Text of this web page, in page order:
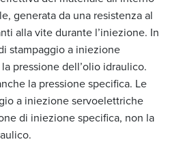
generata da una resistenza al
alla vite durante l’iniezione. In
stampaggio a iniezione
pressione dell’olio idraulico.
la pressione specifica. Le
a iniezione servoelettriche
di iniezione specifica, non la